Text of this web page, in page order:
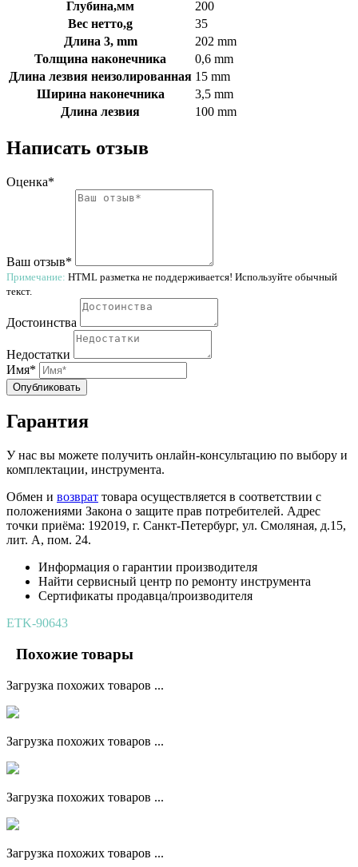
Глубина,мм
200
Вес нетто,g
35
Длина 3, mm
202 mm
Толщина наконечника
0,6 mm
Длина лезвия неизолированная 15 mm
Ширина наконечника
3,5 mm
Длина лезвия
100 mm
Написать отзыв
Оценка*
Ваш отзыв*
Примечание: HTML разметка не поддерживается! Используйте обычный
текст.
Достоинства
Недостатки
Имя*
Опубликовать
Гарантия
У нас вы можете получить онлайн-консультацию по выбору и
комплектации, инструмента.
Обмен и возврат товара осуществляется в соответствии с
положениями Закона о защите прав потребителей. Адрес
точки приёма: 192019, г. Санкт-Петербург, ул. Смоляная, д.15,
лит. А, пом. 24.
Информация о гарантии производителя
Найти сервисный центр по ремонту инструмента
Сертификаты продавца/производителя
ETK-90643
Похожие товары
Загрузка похожих товаров ...
Загрузка похожих товаров ...
Загрузка похожих товаров ...
Загрузка похожих товаров ...